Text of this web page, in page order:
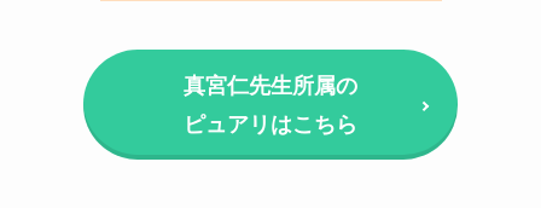
真宮仁先生所属の
ピュアリはこちら